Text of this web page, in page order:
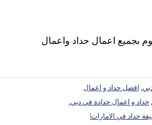
, افضل حداد و اعمال
, حداد و اعمال حدادة في دبي,
حداد في الامارات